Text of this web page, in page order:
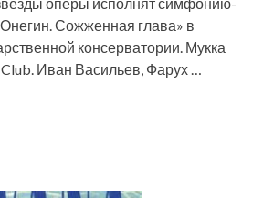
Сожженная глава» в
консерватории. Мукка
Иван Васильев, Фарух …